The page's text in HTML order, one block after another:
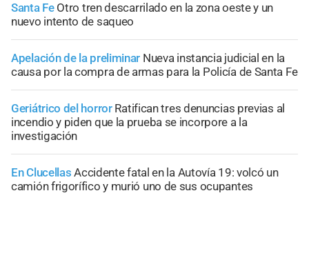
Santa Fe Otro tren descarrilado en la zona oeste y un
nuevo intento de saqueo
Apelación de la preliminar Nueva instancia judicial en la
causa por la compra de armas para la Policía de Santa Fe
Geriátrico del horror Ratifican tres denuncias previas al
incendio y piden que la prueba se incorpore a la
investigación
En Clucellas Accidente fatal en la Autovía 19: volcó un
camión frigorífico y murió uno de sus ocupantes